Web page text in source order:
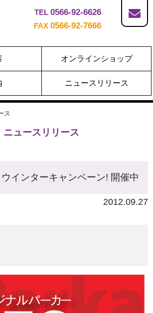
TEL 0566-92-6626
FAX 0566-92-7666
オンラインショップ
ニュースリリース
ス
ニュースリリース
インターキャンペーン! 開催中
2012.09.27